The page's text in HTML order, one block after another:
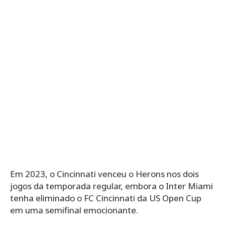
Em 2023, o Cincinnati venceu o Herons nos dois
jogos da temporada regular, embora o Inter Miami
tenha eliminado o FC Cincinnati da US Open Cup
em uma semifinal emocionante.